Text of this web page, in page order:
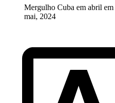
Mergulho Cuba em abril em
mai, 2024